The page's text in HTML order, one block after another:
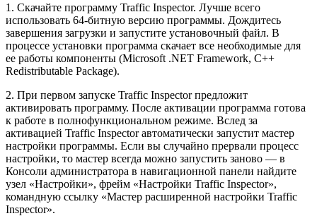
1. Скачайте программу Traffic Inspector. Лучше всего
использовать 64-битную версию программы. Дождитесь
завершения загрузки и запустите установочный файл. В
процессе установки программа скачает все необходимые для
ее работы компоненты (Microsoft .NET Framework, C++
Redistributable Package).
2. При первом запуске Traffic Inspector предложит
активировать программу. После активации программа готова
к работе в полнофункциональном режиме. Вслед за
активацией Traffic Inspector автоматически запустит мастер
настройки программы. Если вы случайно прервали процесс
настройки, то мастер всегда можно запустить заново — в
Консоли администратора в навигационной панели найдите
узел «Настройки», фрейм «Настройки Traffic Inspector»,
командную ссылку «Мастер расширенной настройки Traffic
Inspector».